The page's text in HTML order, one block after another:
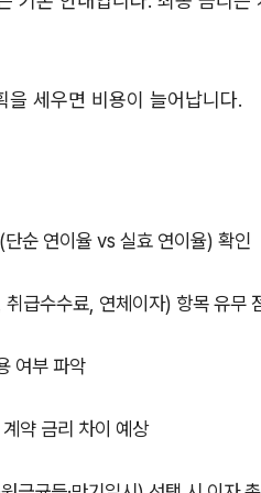
세우면 비용이 늘어납니다.
순 연이율 vs 실효 연이율) 확인
급수수료, 연체이자) 항목 유무
여부 파악
약 금리 차이 예상